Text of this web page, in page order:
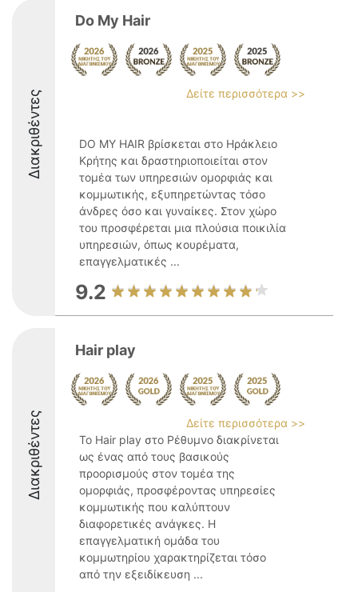
Διακριθέντες
Do My Hair
Δείτε περισσότερα >>
DO MY HAIR βρίσκεται στο Ηράκλειο
Κρήτης και δραστηριοποιείται στον
τομέα των υπηρεσιών ομορφιάς και
κομμωτικής, εξυπηρετώντας τόσο
άνδρες όσο και γυναίκες. Στον χώρο
του προσφέρεται μια πλούσια ποικιλία
υπηρεσιών, όπως κουρέματα,
επαγγελματικές ...
9.2
Διακριθέντες
Hair play
Δείτε περισσότερα >>
Το Hair play στο Ρέθυμνο διακρίνεται
ως ένας από τους βασικούς
προορισμούς στον τομέα της
ομορφιάς, προσφέροντας υπηρεσίες
κομμωτικής που καλύπτουν
διαφορετικές ανάγκες. Η
επαγγελματική ομάδα του
κομμωτηρίου χαρακτηρίζεται τόσο
από την εξειδίκευση ...